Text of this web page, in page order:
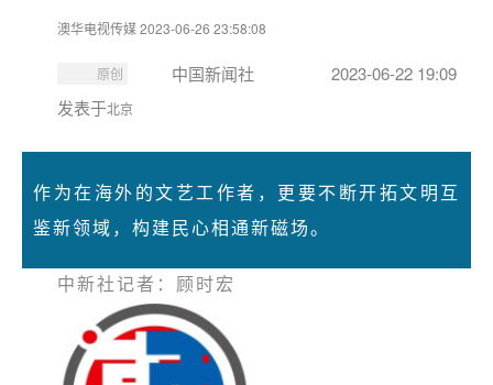
澳华电视传媒 2023-06-26 23:58:08
原创 中国新闻社
2023-06-22 19:09
发表于北京
作为在海外的文艺工作者，更要不断开拓文明互
鉴新领域，构建民心相通新磁场。
中新社记者：顾时宏